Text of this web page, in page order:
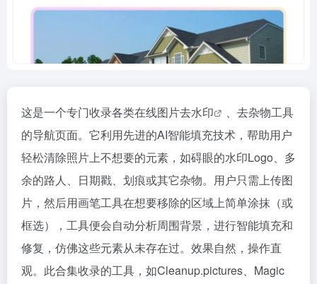
这是一个专门收录各类在线图片去水印
、去杂物工具
的导航页面。它利用先进的AI智能填充技术，帮助用户
轻松清除照片上不想要的元素，如碍眼的水印Logo、多
余的路人、日期戳、划痕或其它杂物。用户只需上传图
片，然后用画笔工具在想要移除的区域上简单涂抹（或
框选），工具便会自动分析周围背景，进行智能填充和
修复，仿佛这些元素从未存在过。效果自然，操作直
观。此合集收录的工具，如Cleanup.pictures、Magic